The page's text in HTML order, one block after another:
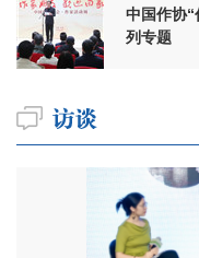
中国作协“
列专题